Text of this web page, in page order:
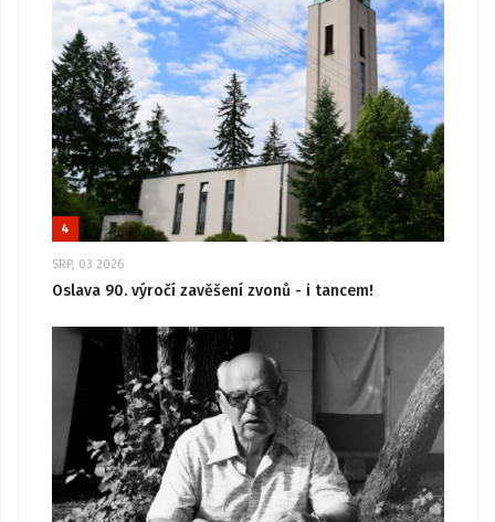
4
SRP, 03 2026
Oslava 90. výročí zavěšení zvonů - i tancem!